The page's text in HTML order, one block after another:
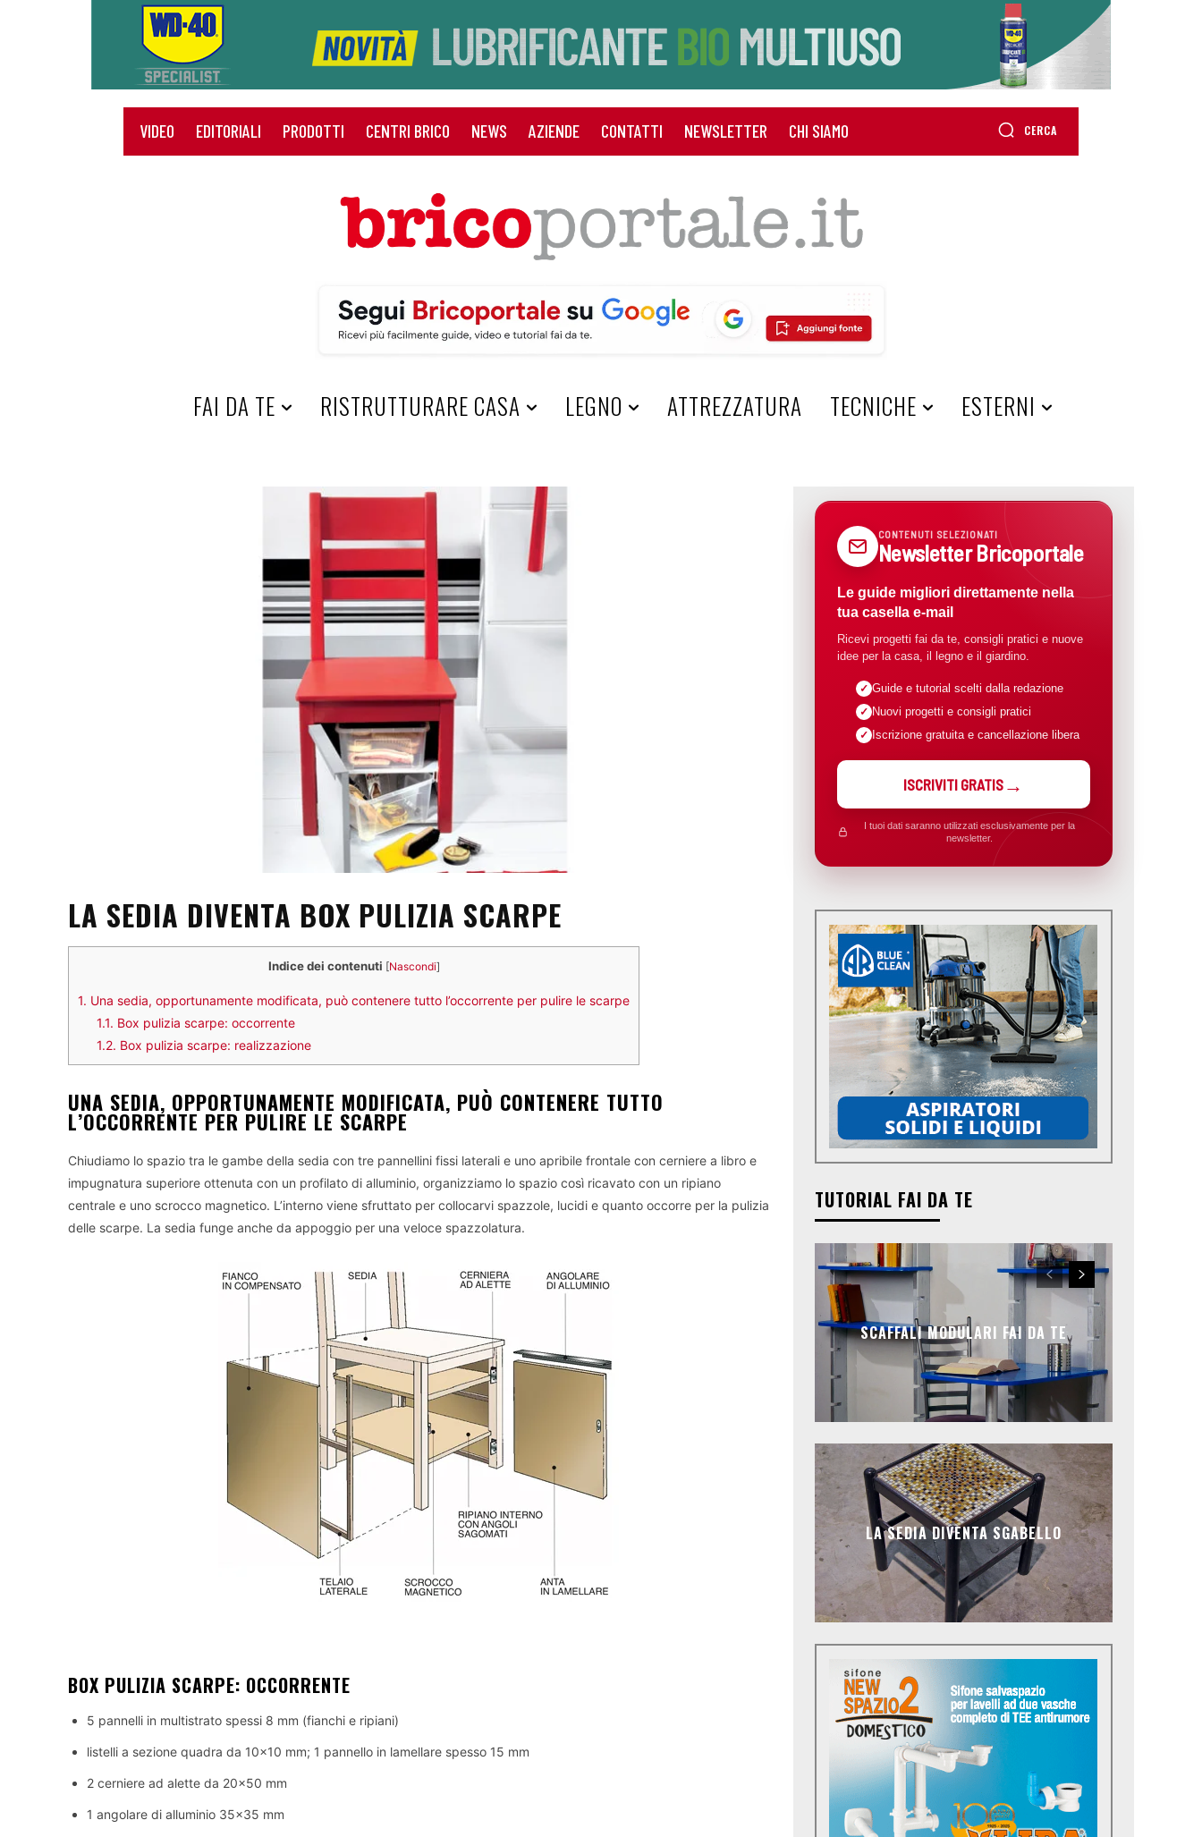
VIDEO EDITORIALI PRODOTTI CENTRI BRICO NEWS AZIENDE CONTATTI NEWSLETTER CHI SIAMO CERCA
HOME
FAI DA TE RISTRUTTURARE CASA LEGNO ATTREZZATURA TECNICHE ESTERNI
LA SEDIA DIVENTA BOX PULIZIA SCARPE
Indice dei contenuti [Nascondi]
1. Una sedia, opportunamente modificata, può contenere tutto l’occorrente per pulire le scarpe
1.1. Box pulizia scarpe: occorrente
1.2. Box pulizia scarpe: realizzazione
UNA SEDIA, OPPORTUNAMENTE MODIFICATA, PUÒ CONTENERE TUTTO
L’OCCORRENTE PER PULIRE LE SCARPE
Chiudiamo lo spazio tra le gambe della sedia con tre pannellini fissi laterali e uno apribile frontale con cerniere a libro e
impugnatura superiore ottenuta con un profilato di alluminio, organizziamo lo spazio così ricavato con un ripiano
centrale e uno scrocco magnetico. L’interno viene sfruttato per collocarvi spazzole, lucidi e quanto occorre per la pulizia
delle scarpe. La sedia funge anche da appoggio per una veloce spazzolatura.
BOX PULIZIA SCARPE: OCCORRENTE
5 pannelli in multistrato spessi 8 mm (fianchi e ripiani)
listelli a sezione quadra da 10×10 mm; 1 pannello in lamellare spesso 15 mm
2 cerniere ad alette da 20×50 mm
1 angolare di alluminio 35×35 mm
CONTENUTI SELEZIONATI
Newsletter Bricoportale
Le guide migliori direttamente nella
tua casella e-mail
Ricevi progetti fai da te, consigli pratici e nuove
idee per la casa, il legno e il giardino.
Guide e tutorial scelti dalla redazione
Nuovi progetti e consigli pratici
Iscrizione gratuita e cancellazione libera
ISCRIVITI GRATIS
I tuoi dati saranno utilizzati esclusivamente per la
newsletter.
TUTORIAL FAI DA TE
SCAFFALI MODULARI FAI DA TE
LA SEDIA DIVENTA SGABELLO